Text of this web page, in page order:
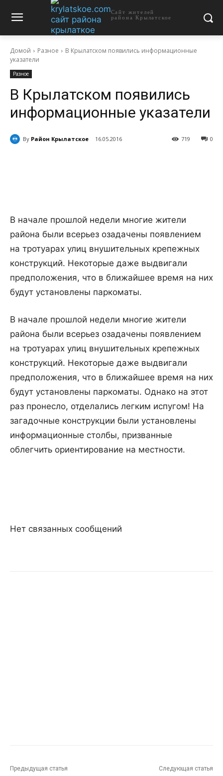
Сайт жителей
района Крылатское
Домой Разное
В Крылатском появились информационные
указатели
Разное
В Крылатском появились
информационные указатели
By Район Крылатское 16.05.2016 0
719
В начале прошлой недели многие жители
района были всерьез озадачены появлением
на тротуарах улиц внушительных крепежных
конструкций. Некоторые даже выдвигали
предположения, что в ближайшее время на них
будут установлены паркоматы.
В начале прошлой недели многие жители
района были всерьез озадачены появлением
на тротуарах улиц внушительных крепежных
конструкций. Некоторые даже выдвигали
предположения, что в ближайшее время на них
будут установлены паркоматы. Однако на этот
раз пронесло, отделались легким испугом! На
загадочные конструкции были установлены
информационные столбы, призванные
облегчить ориентирование на местности.
Нет связанных сообщений
Предыдущая статья Следующая статья